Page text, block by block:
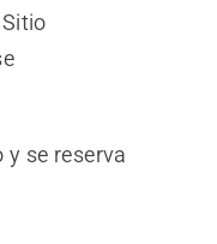
y se reserva